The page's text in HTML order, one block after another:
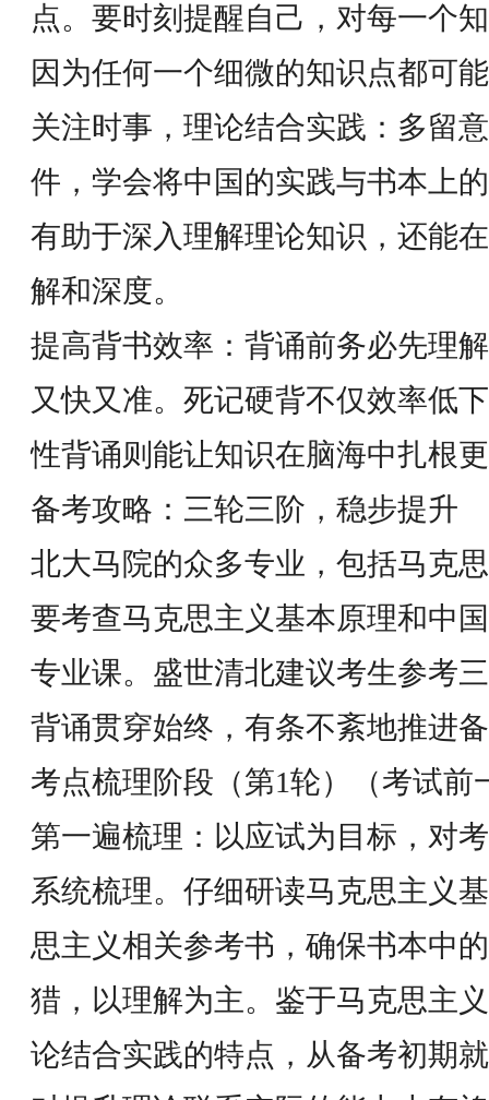
点。要时刻提醒自己，对每一个
因为任何一个细微的知识点都可
关注时事，理论结合实践：多留
件，学会将中国的实践与书本上
有助于深入理解理论知识，还能
解和深度。
提高背书效率：背诵前务必先理
又快又准。死记硬背不仅效率低
性背诵则能让知识在脑海中扎根
备考攻略：三轮三阶，稳步提升
北大马院的众多专业，包括马克
要考查马克思主义基本原理和中
专业课。盛世清北建议考生参考
背诵贯穿始终，有条不紊地推进
考点梳理阶段（第1轮）（考试前
第一遍梳理：以应试为目标，对
系统梳理。仔细研读马克思主义
思主义相关参考书，确保书本中
猎，以理解为主。鉴于马克思主
论结合实践的特点，从备考初期